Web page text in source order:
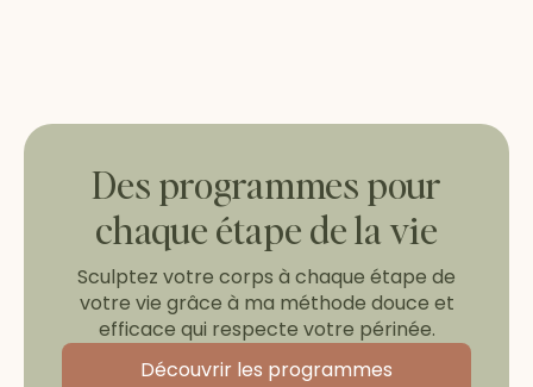
Des programmes pour
chaque étape de la vie
Sculptez votre corps à chaque étape de
votre vie grâce à ma méthode douce et
efficace qui respecte votre périnée.
Découvrir les programmes